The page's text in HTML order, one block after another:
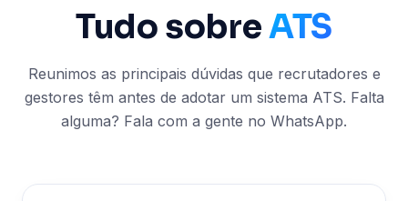
Tudo sobreATS
Reunimos as principais dúvidas que recrutadores e
gestores têm antes de adotar um sistema ATS. Falta
alguma? Fala com a gente no WhatsApp.